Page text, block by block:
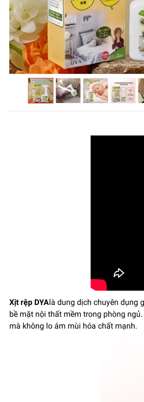
Xịt rệp DYA là dung dịch chuyên dụng
bề mặt nội thất mềm trong phòng
mà không lo ám mùi hóa chất mạnh.